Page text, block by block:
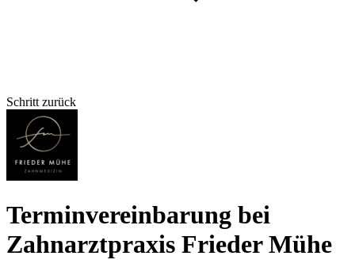
Schritt zurück
Terminvereinbarung bei
Zahnarztpraxis Frieder Mühe